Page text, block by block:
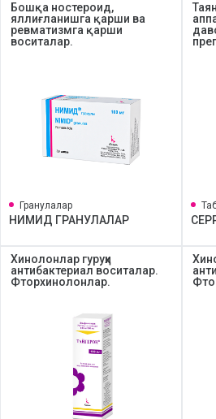
Бошқа ностероид,
яллиғланишга қарши ва
ревматизмга қарши
воситалар.
Гранулалар
НИМИД ГРАНУЛАЛАР
Хинолонлар гуруҳи
антибактериал воситалар.
Фторхинолонлар.